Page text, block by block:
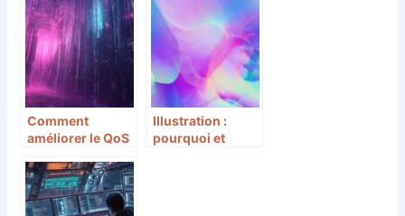
les hôtels et
restaurants
proposées par
les opérateurs
afin de choisir
l’offre mobile
adéquate
Comment
améliorer le QoS
optimiser vos
performances
informatiques
Illustration :
pourquoi et